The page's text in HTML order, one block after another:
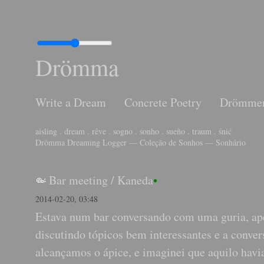
Drömma
Write a Dream Concrete Poetry
aisling . dream . rêve . sogno . sonho . sueño . traum . śnić
Drömma Dreaming Logger — Coleção de Sonhos — Sonhário
Bar meeting / Kaneda•
2014-02-20, 03:48
Estava num bar conversando com uma guria,
discutindo tópicos bem interessantes e a
alcançamos o ápice, e imaginei que aquilo